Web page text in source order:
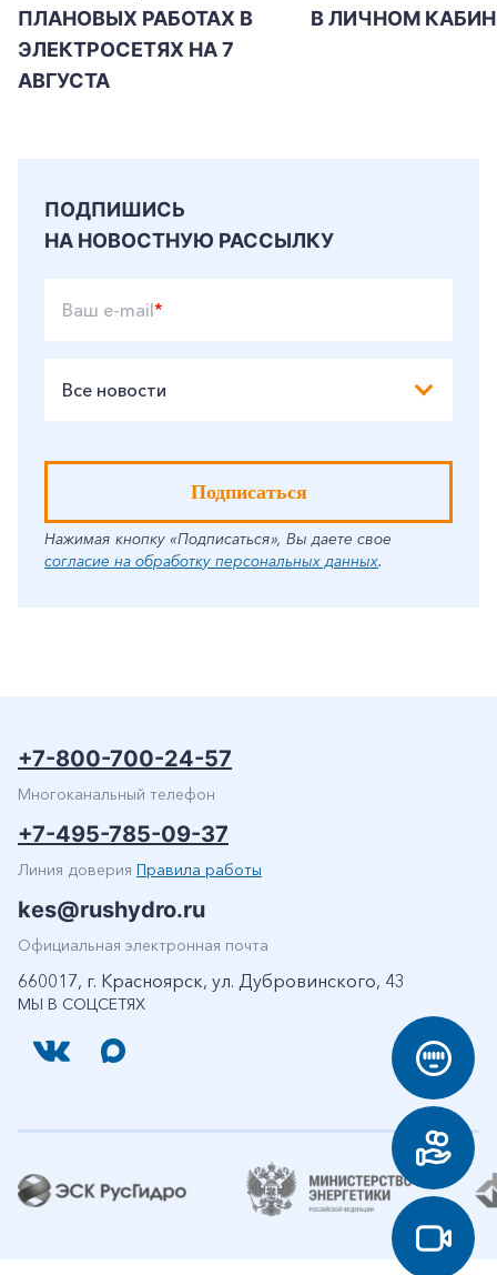
ПЛАНОВЫХ РАБОТАХ В
ЭЛЕКТРОСЕТЯХ НА 7
АВГУСТА
В ЛИЧНОМ
ПОДПИШИСЬ
НА НОВОСТНУЮ РАССЫЛКУ
Ваш e-mail*
Все новости
Подписаться
Нажимая кнопку «Подписаться», Вы даете свое
согласие на обработку персональных данных.
МЫ В СОЦСЕТЯХ
+7-800-700-24-57
Многоканальный телефон
+7-495-785-09-37
Линия доверия Правила работы
kes@rushydro.ru
Официальная электронная почта
660017, г. Красноярск, ул. Дубровинского, 43